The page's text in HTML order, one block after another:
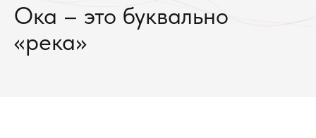
Ока – это буквально
«река»